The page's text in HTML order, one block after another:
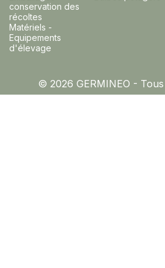
conservation des
récoltes
Matériels -
Equipements
d'élevage
© 2026 GERMINEO -